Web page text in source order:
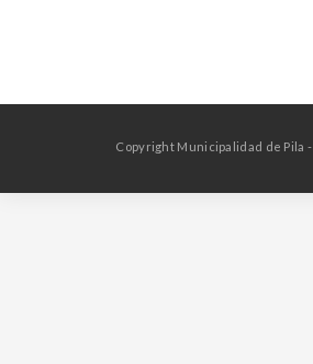
Copyright Municipalidad de Pila -